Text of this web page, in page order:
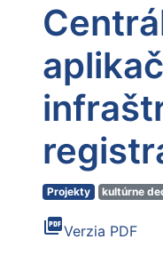
Projekty kultúrne
picture_as_pdfVerzia PDF